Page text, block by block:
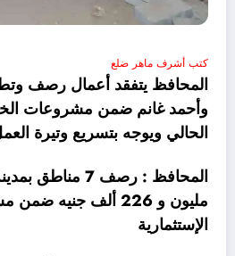
كتب أشرف ماهر ضلع
المحافظ يتفقد أعمال رصف
وأحمد غانم ضمن مشروعات
الحالي ويوجه بتسريع وتيرة
مليون و 226 ألف
الإستثمارية